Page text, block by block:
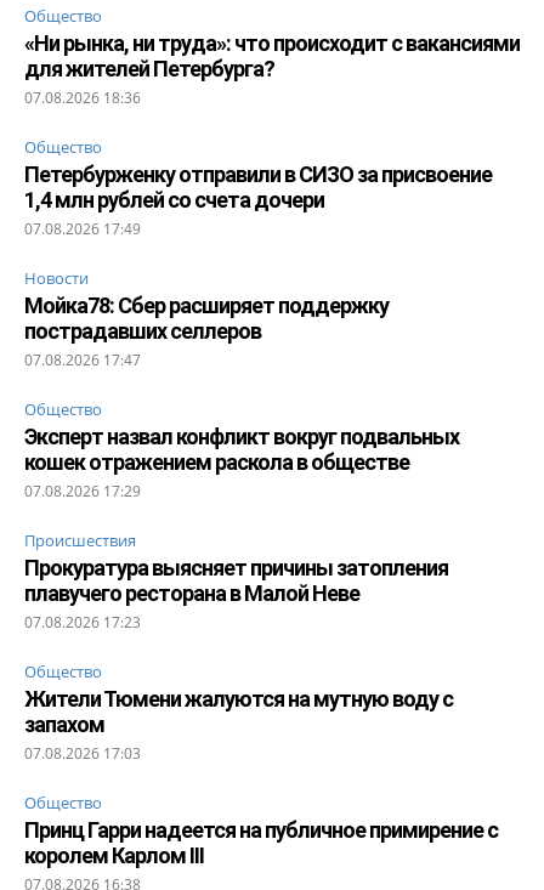
Общество
«Ни рынка, ни труда»: что происходит с вакансиями
для жителей Петербурга?
07.08.2026 18:36
Общество
Петербурженку отправили в СИЗО за присвоение
1,4 млн рублей со счета дочери
07.08.2026 17:49
Новости
Мойка78: Сбер расширяет поддержку
пострадавших селлеров
07.08.2026 17:47
Общество
Эксперт назвал конфликт вокруг подвальных
кошек отражением раскола в обществе
07.08.2026 17:29
Происшествия
Прокуратура выясняет причины затопления
плавучего ресторана в Малой Неве
07.08.2026 17:23
Общество
Жители Тюмени жалуются на мутную воду с
запахом
07.08.2026 17:03
Общество
Принц Гарри надеется на публичное примирение с
королем Карлом III
07.08.2026 16:38